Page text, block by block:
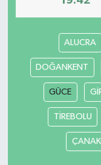
ALUCRA
DOĞANKENT
GÜCE
TİREBOLU